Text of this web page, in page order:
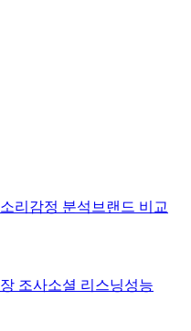
소리감정 분석브랜드 비교
조사소셜 리스닝성능